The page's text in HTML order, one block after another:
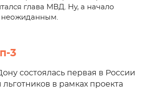
глава МВД. Ну, а начало
неожиданным.
3
состоялась первая в России
льготников в рамках проекта